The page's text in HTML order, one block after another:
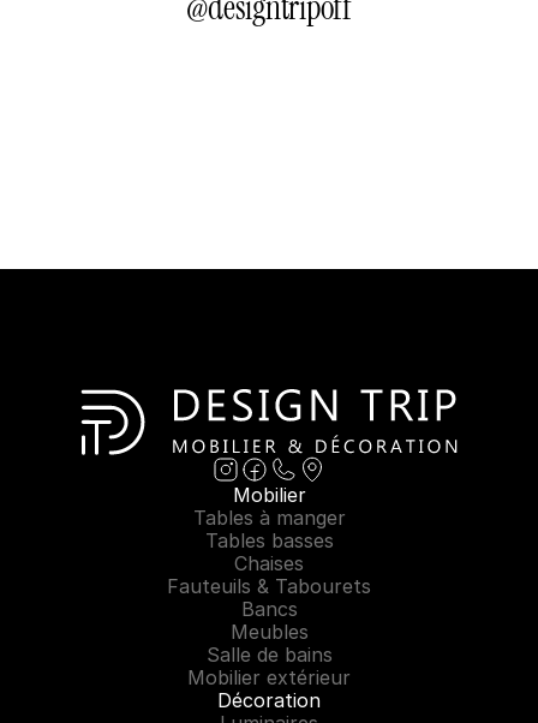
Mobilier
Tables à manger
Tables basses
Chaises
Fauteuils & Tabourets
Bancs
Meubles
Salle de bains
Mobilier extérieur
Décoration